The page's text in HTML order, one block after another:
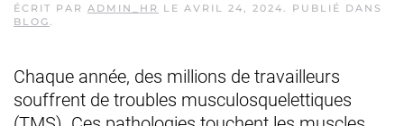
ÉCRIT PAR ADMIN_HR LE AVRIL 24, 2024. PUBLIÉ DANS
BLOG.
Chaque année, des millions de travailleurs
souffrent de troubles musculosquelettiques